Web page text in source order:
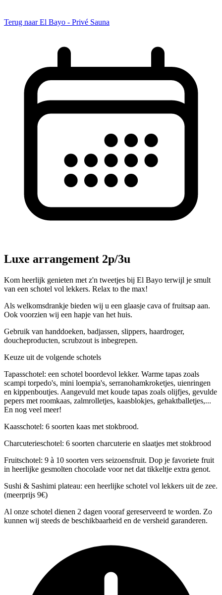
Terug naar El Bayo - Privé Sauna
Luxe arrangement 2p/3u
Kom heerlijk genieten met z'n tweetjes bij El Bayo terwijl je smult
van een schotel vol lekkers. Relax to the max!
Als welkomsdrankje bieden wij u een glaasje cava of fruitsap aan.
Ook voorzien wij een hapje van het huis.
Gebruik van handdoeken, badjassen, slippers, haardroger,
doucheproducten, scrubzout is inbegrepen.
Keuze uit de volgende schotels
Tapasschotel: een schotel boordevol lekker. Warme tapas zoals
scampi torpedo's, mini loempia's, serranohamkroketjes, uienringen
en kippenboutjes. Aangevuld met koude tapas zoals olijfjes, gevulde
pepers met roomkaas, zalmrolletjes, kaasblokjes, gehaktballetjes,...
En nog veel meer!
Kaasschotel: 6 soorten kaas met stokbrood.
Charcuterieschotel: 6 soorten charcuterie en slaatjes met stokbrood
Fruitschotel: 9 à 10 soorten vers seizoensfruit. Dop je favoriete fruit
in heerlijke gesmolten chocolade voor net dat tikkeltje extra genot.
Sushi & Sashimi plateau: een heerlijke schotel vol lekkers uit de zee.
(meerprijs 9€)
Al onze schotel dienen 2 dagen vooraf gereserveerd te worden. Zo
kunnen wij steeds de beschikbaarheid en de versheid garanderen.